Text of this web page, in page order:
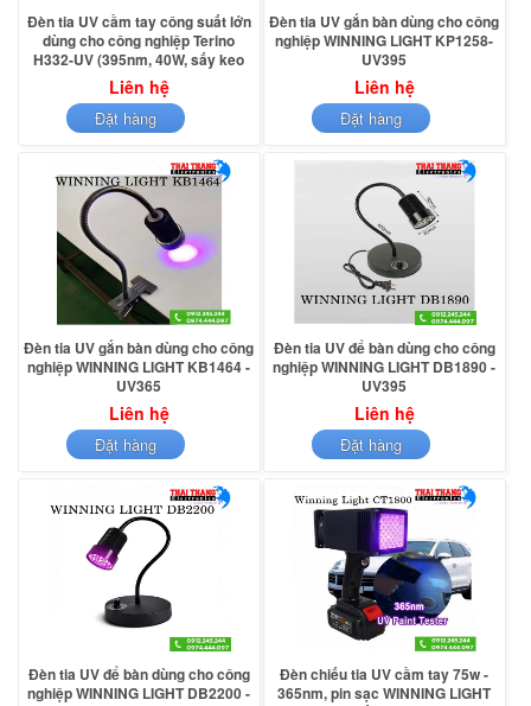
Đèn tia UV cầm tay công suất lớn
dùng cho công nghiệp Terino
H332-UV (395nm, 40W, sấy keo
UV, mực UV)
Liên hệ
Đặt hàng
Đèn tia UV gắn bàn dùng cho công
nghiệp WINNING LIGHT KP1258-
UV395
Liên hệ
Đặt hàng
Đèn tia UV gắn bàn dùng cho công
nghiệp WINNING LIGHT KB1464 -
UV365
Liên hệ
Đặt hàng
Đèn tia UV để bàn dùng cho công
nghiệp WINNING LIGHT DB1890 -
UV395
Liên hệ
Đặt hàng
Đèn tia UV để bàn dùng cho công
nghiệp WINNING LIGHT DB2200 -
Đèn chiếu tia UV cầm tay 75w -
365nm, pin sạc WINNING LIGHT